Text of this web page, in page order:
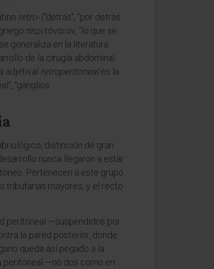
retro-("detrás", "por detrás
περιτόναιον, "lo que se
generaliza en la literatura
de la cirugía abdominal
adjetival retroperitoneales la
"ganglios
distinción de gran
nunca llegaron a estar
Pertenecen a este grupo
tributarias mayores, y el recto
peritoneal —suspendidos por
la pared posterior, donde
queda así pegado a la
peritoneal —no dos como en